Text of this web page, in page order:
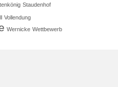
Staudenhof
Vollendung
Wernicke Wettbewerb